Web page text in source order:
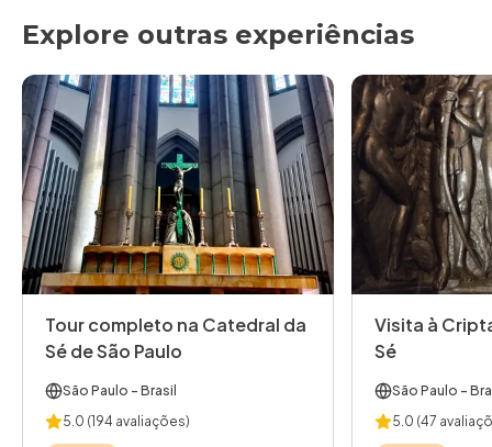
Explore outras experiências
Tour completo na Catedral da
Sé de São Paulo
São Paulo - Brasil
5.0 (194 avaliações)
Visita à
Sé
São Paulo -
5.0 (47